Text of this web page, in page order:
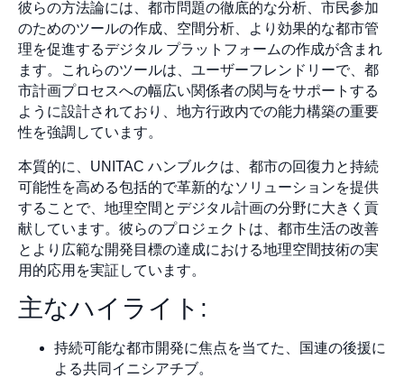
彼らの方法論には、都市問題の徹底的な分析、市民参加
のためのツールの作成、空間分析、より効果的な都市管
理を促進するデジタル プラットフォームの作成が含まれ
ます。これらのツールは、ユーザーフレンドリーで、都
市計画プロセスへの幅広い関係者の関与をサポートする
ように設計されており、地方行政内での能力構築の重要
性を強調しています。
本質的に、UNITAC ハンブルクは、都市の回復力と持続
可能性を高める包括的で革新的なソリューションを提供
することで、地理空間とデジタル計画の分野に大きく貢
献しています。彼らのプロジェクトは、都市生活の改善
とより広範な開発目標の達成における地理空間技術の実
用的応用を実証しています。
主なハイライト:
持続可能な都市開発に焦点を当てた、国連の後援に
よる共同イニシアチブ。